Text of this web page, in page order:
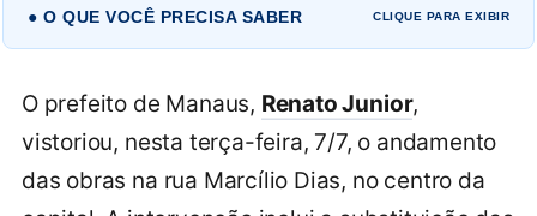
● O QUE VOCÊ PRECISA SABER CLIQUE PARA EXIBIR
O prefeito de Manaus, Renato Junior,
vistoriou, nesta terça-feira, 7/7, o andamento
das obras na rua Marcílio Dias, no centro da